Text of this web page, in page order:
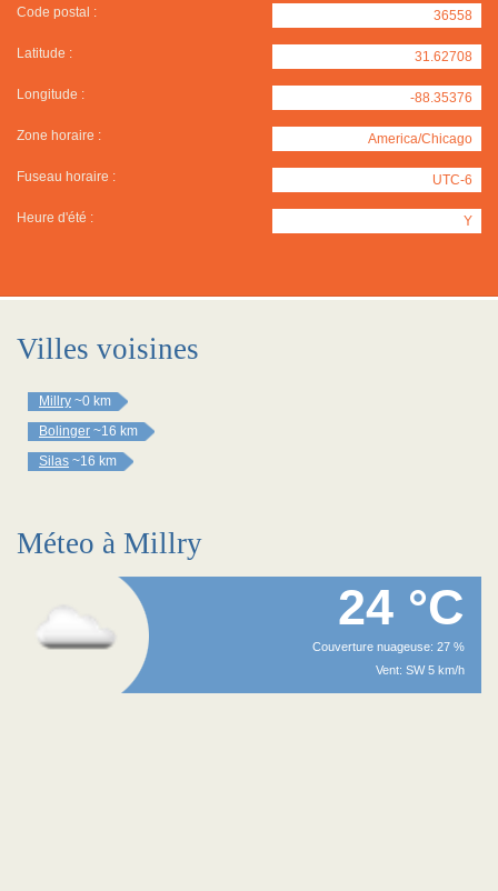
Code postal : 36558
Latitude : 31.62708
Longitude : -88.35376
Zone horaire : America/Chicago
Fuseau horaire : UTC-6
Heure d'été : Y
Villes voisines
Millry ~0 km
Bolinger ~16 km
Silas ~16 km
Méteo à Millry
24 °C
Couverture nuageuse: 27 %
Vent: SW 5 km/h